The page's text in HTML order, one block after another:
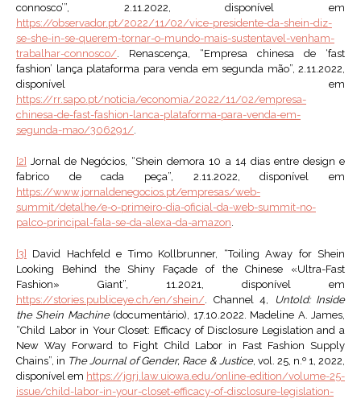
connosco’”, 2.11.2022, disponível em
https://observador.pt/2022/11/02/vice-presidente-da-shein-diz-
se-she-in-se-querem-tornar-o-mundo-mais-sustentavel-venham-
trabalhar-connosco/. Renascença, “Empresa chinesa de ‘fast
fashion’ lança plataforma para venda em segunda mão”, 2.11.2022,
disponível em
https://rr.sapo.pt/noticia/economia/2022/11/02/empresa-
chinesa-de-fast-fashion-lanca-plataforma-para-venda-em-
segunda-mao/306291/.
[2] Jornal de Negócios, “Shein demora 10 a 14 dias entre design e
fabrico de cada peça”, 2.11.2022, disponível em
https://www.jornaldenegocios.pt/empresas/web-
summit/detalhe/e-o-primeiro-dia-oficial-da-web-summit-no-
palco-principal-fala-se-da-alexa-da-amazon.
[3]
David Hachfeld e Timo Kollbrunner, “Toiling Away for Shein
Looking Behind the Shiny Façade of the Chinese «Ultra-Fast
Fashion» Giant”, 11.2021, disponível em
https://stories.publiceye.ch/en/shein/. Channel 4,
Untold: Inside
the Shein Machine(documentário), 17.10.2022. Madeline A. James,
“Child Labor in Your Closet: Efficacy of Disclosure Legislation and a
New Way Forward to Fight Child Labor in Fast Fashion Supply
Chains”, in The Journal of Gender, Race & Justice, vol. 25, n.º 1, 2022,
disponível em https://jgrj.law.uiowa.edu/online-edition/volume-25-
issue/child-labor-in-your-closet-efficacy-of-disclosure-legislation-